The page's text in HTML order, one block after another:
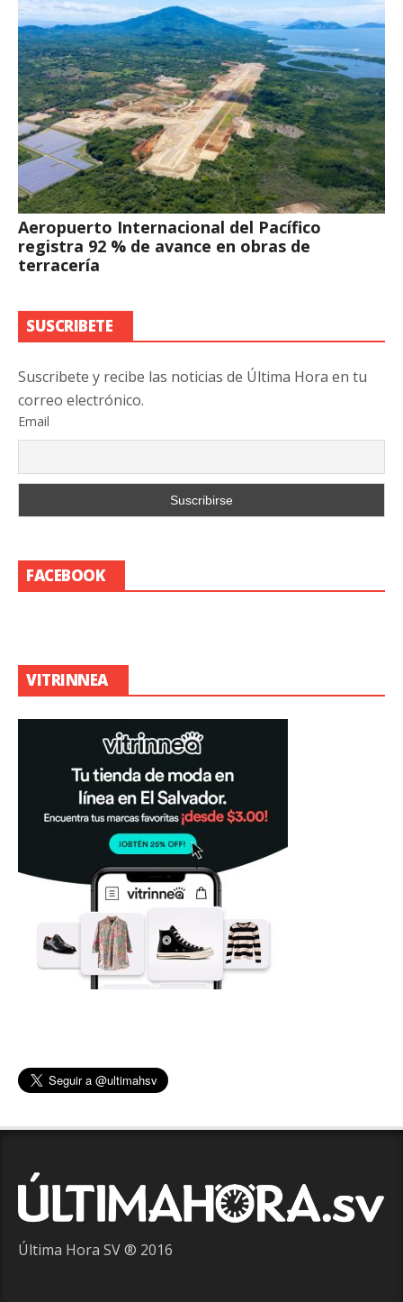
Aeropuerto Internacional del Pacífico
registra 92 % de avance en obras de
terracería
SUSCRIBETE
Suscribete y recibe las noticias de Última Hora en tu
correo electrónico.
Email
FACEBOOK
VITRINNEA
Última Hora SV ® 2016